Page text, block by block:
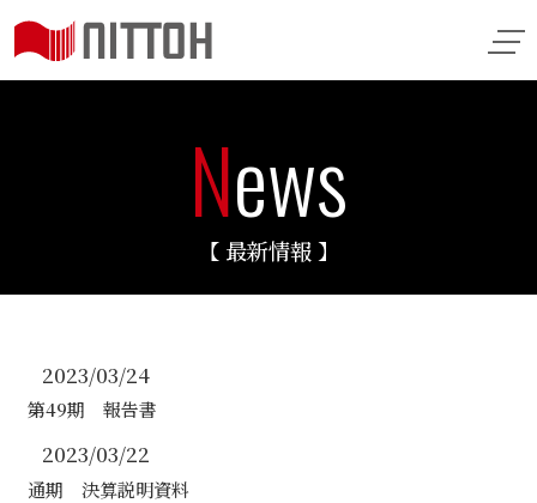
News
【 最新情報 】
2023/03/24
第49期 報告書
2023/03/22
通期 決算説明資料